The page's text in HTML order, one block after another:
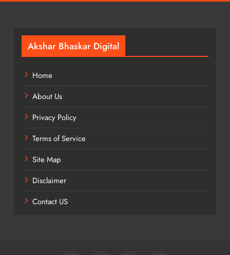
Akshar Bhaskar Digital
Home
About Us
Privacy Policy
Terms of Service
Site Map
Disclaimer
Contact US